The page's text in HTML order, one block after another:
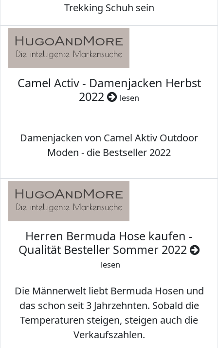
Trekking Schuh sein
Camel Activ - Damenjacken Herbst
2022
lesen
Damenjacken von Camel Aktiv Outdoor
Moden - die Bestseller 2022
Herren Bermuda Hose kaufen -
Qualität Besteller Sommer 2022
lesen
Die Männerwelt liebt Bermuda Hosen und
das schon seit 3 Jahrzehnten. Sobald die
Temperaturen steigen, steigen auch die
Verkaufszahlen.